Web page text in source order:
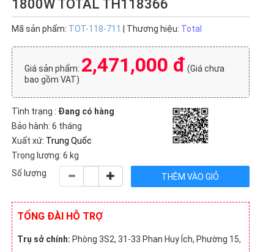
1800W TOTAL TH118366
Mã sản phẩm: TOT-118-711 | Thương hiệu: Total
Giá sản phẩm: 2,471,000 đ (Giá chưa
bao gồm VAT)
Tình trạng : Đang có hàng
Bảo hành: 6 tháng
Xuất xứ: Trung Quốc
Trọng lượng: 6 kg
Số lượng
TỔNG ĐÀI HỖ TRỢ
Trụ sở chính: Phòng 3S2, 31-33 Phan Huy Ích, Phường 15,